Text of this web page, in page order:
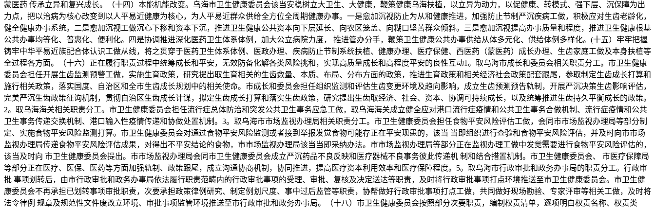
蒙医药 传承立异和复兴成长。（十四）本能机能改变。乌海市卫生健康委员会该当安稳树立大卫生、大健康，鞭策健康乌海扶植，以立异为动力，以促健康、转模式、强下层、沉保障为出
力点，把以治病为核心改变到以人平易近健康为核心，为人平易近群众供给全方位全周期健康办事。一是愈加沉视防止为从和健康推进，加强防止节制严沉疾病工做，积极应对生齿老龄化，
健全健康办事系统。二是愈加沉视工做沉心下移和资本下沉，推进卫生健康公共资本向下层延长、向农区笼盖、向糊口坚苦群众倾斜。三是愈加沉视提高办事质量和程度，推进卫生健康根基
公共办事均等化、普惠化、便利化。四是协调推进深化医药卫生体系体例，加大公立病院力度， 推进管办分手，鞭策卫生健康公共办事供给从体多元化、供给体例多样化。(十五）牢牢把握
铸牢中华平易近族配合体认识工做从线，将之贯穿于医药卫生体系体例、医政办理、疾病防止节制系统扶植、健康办理、医疗保健、西医药（蒙医药）成长办理、生齿家庭工做及本身扶植等
全过程各方面。（十六）正在履行职责过程中统筹成长和平安，无效防备化解各类风险挑和，实现高质量成长和高程度平安的良性互动1。取乌海市成长和委员会相关职责分工。市卫生健康
委员会担任开展生齿监测预警工做，实施生育政策，研究提出取生育相关的生齿数量、本质、布局、分布方面的政策，推进生育政策和相关经济社会政策配套跟尾，参取制定生齿成长打算和
施行相关政策，落实国度、自治区和全市生齿成长规划中的相关使命。市成长和委员会担任组织监测和评估生齿变更环境及趋向影响，成立生齿预测预告轨制，开展严沉决策生齿影响评估，
完美严沉生齿政策征询机制，贯彻自治区生齿成长计谋，拟定生齿成长打算和落实生齿政策，研究提出生齿取经济、社会、资本、协调可持续成长，以及统筹推进生齿持久平衡成长的政策。
2。取乌海海关相关职责分工。市卫生健康委员会担任流行症总体防治和突发公共卫生事务应急工做，取乌海海关成立健全应对港口流行症疫情和公共卫生事务合做机制、流行症疫情和公共
卫生事务传递交换机制、港口输入性疫情传递和协做处置机制。3。取乌海市市场监视办理局相关职责分工。市卫生健康委员会担任食物平安风险评估工做，会同市市场监视办理局等部分制
定、实施食物平安风险监测打算。市卫生健康委员会对通过食物平安风险监测或者接到举报发觉食物可能存正在平安现患的，该当 当即组织进行查验和食物平安风险评估，并及时向市市场
监视办理局传递食物平安风险评估成果，对得出不平安结论的食物，市市场监视办理局该当当即采纳办法。市市场监视办理局等部分正在监视办理工做中发觉需要进行食物平安风险评估的，
该当及时向 市卫生健康委员会提出。市市场监视办理局会同市卫生健康委员会成立严沉药品不良反映和医疗器械不良事务彼此传递机 制和结合措置机制。市卫生健康委员会、 市医疗保障局
等部分正在医疗、医保、医药等方面加强轨制、政策跟尾，成立沟通协商机制，协同推进，提高医疗资本利用效率和医疗保障程度。5。取乌海市行政审批和政务办事局的职责分工。行政审
批 事项划转后，由市行政审批和政务办事局依法履行职责范畴内的行政审批事项的受理、审批、复核及决定送达等职责，及时将行政审批事项打点环境推送至市卫生健康委员会。市卫生健
康委员会不再承担已划转事项审批职责，次要承担政策律例研究、制定例划尺度、事中过后监管等职责，协帮做好行政审批事项打点工做，共同做好现场勘验、专家评审等相关工做，及时将
法令律例 规章及规范性文件废改立环境、审批事项监管环境推送至市行政审批和政务办事局。（十八）市卫生健康委员会按照部分次要职责，编制权责清单，逐项明白权责名称、权责类